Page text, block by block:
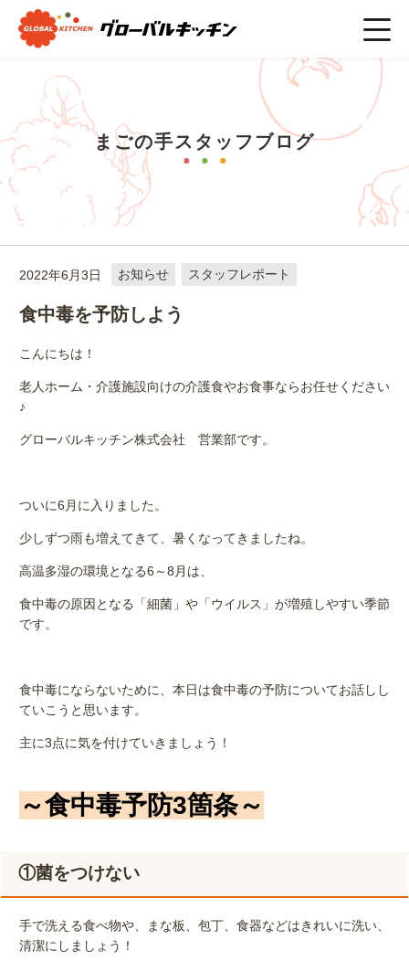
ホーム>まごの手スタッフブログ>お知らせ
食中毒を予防し
よう
まごの手スタッフブログ
2022年6月3日 お知らせ スタッフレポート
食中毒を予防しよう
こんにちは！
老人ホーム・介護施設向けの介護食やお食事ならお任せください
♪
グローバルキッチン株式会社 営業部です。
ついに6 月に入りました。
少しずつ雨も増えてきて、暑くなってきましたね。
高温多湿の環境となる6 ～8 月は、
食中毒の原因となる「細菌」や「ウイルス」が増殖しやすい季節
です。
食中毒にならないために、本日は食中毒の予防についてお話しし
ていこうと思います。
主に3点に気を付けていきましょう！
～食中毒予防3箇条～
①菌をつけない
手で洗える食べ物や、まな板、包丁、食器などはきれいに洗い、
清潔にしましょう！